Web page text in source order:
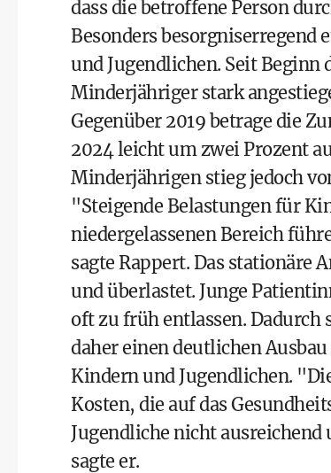
dass die betroffene Person
Besonders
und Jugendlichen. Seit
Minderjähriger stark
Gegenüber 2019 betrage die
2024 leicht um zwei Prozent
Minderjährigen stieg jedoch
"Steigende Belastungen für
niedergelassenen Bereich
sagte Rappert. Das stationäre
und überlastet. Junge
oft zu früh entlassen. Dadurch
daher einen deutlichen
Kindern und Jugendlichen.
Kosten, die auf das
Jugendliche nicht
sagte er.